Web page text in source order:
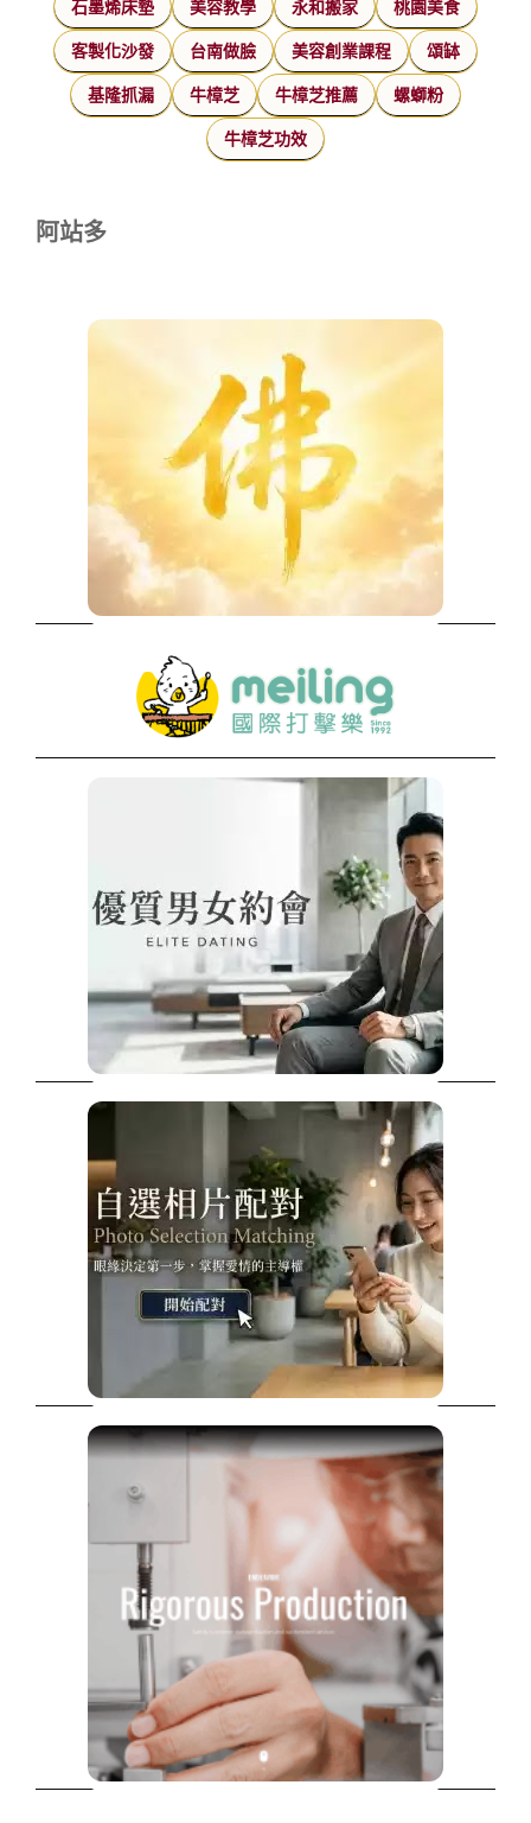
石墨烯床墊 美容教學 永和搬家 桃園美食
客製化沙發 台南做臉 美容創業課程 頌缽
基隆抓漏 牛樟芝 牛樟芝推薦 螺螄粉
牛樟芝功效
阿站多